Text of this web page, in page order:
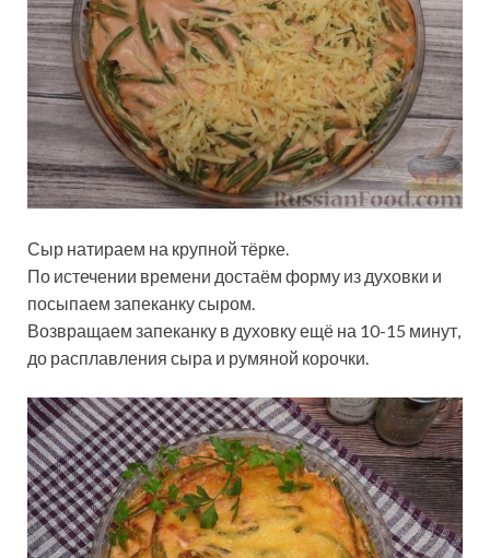
Сыр натираем на крупной тёрке.
По истечении времени достаём форму из духовки и
посыпаем запеканку сыром.
Возвращаем запеканку в духовку ещё на 10-15 минут,
до расплавления сыра и румяной корочки.